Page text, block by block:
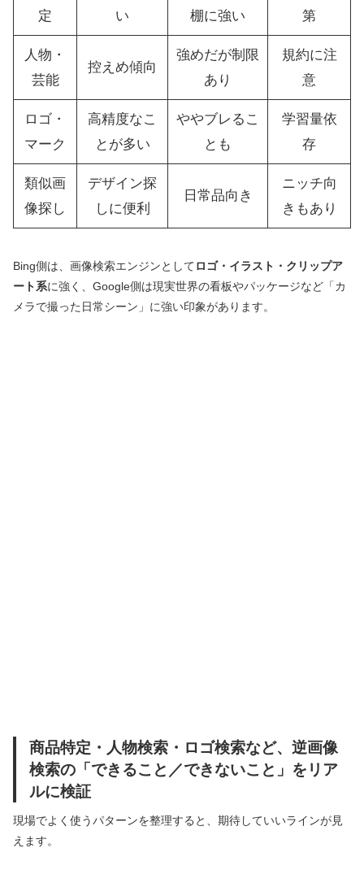
定
い
棚に強い
第
人物・
芸能
控えめ傾向
強めだが制限
あり
規約に注
意
ロゴ・
マーク
高精度なこ
とが多い
ややブレるこ
とも
学習量依
存
類似画
像探し
デザイン探
しに便利
日常品向き
ニッチ向
きもあり
Bing側は、画像検索エンジンとしてロゴ・イラスト・クリップア
ート系に強く、Google側は現実世界の看板やパッケージなど「カ
メラで撮った日常シーン」に強い印象があります。
商品特定・人物検索・ロゴ検索など、逆画像
検索の「できること／できないこと」をリア
ルに検証
現場でよく使うパターンを整理すると、期待していいラインが見
えます。